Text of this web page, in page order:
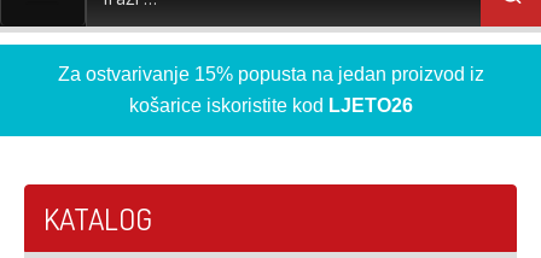
Za ostvarivanje 15% popusta na jedan proizvod iz
košarice iskoristite kod LJETO26
KATALOG